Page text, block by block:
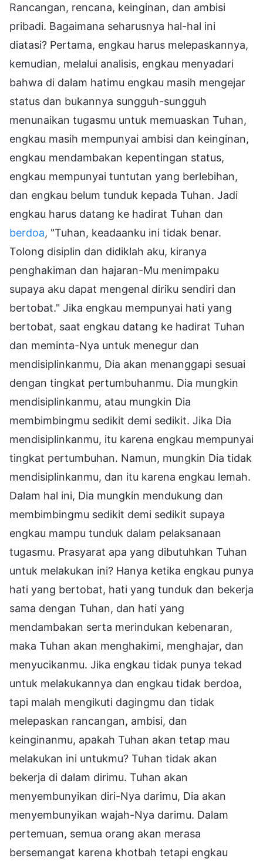
Rancangan, rencana, keinginan, dan ambisi
pribadi. Bagaimana seharusnya hal-hal ini
diatasi? Pertama, engkau harus melepaskannya,
kemudian, melalui analisis, engkau menyadari
bahwa di dalam hatimu engkau masih mengejar
status dan bukannya sungguh-sungguh
menunaikan tugasmu untuk memuaskan Tuhan,
engkau masih mempunyai ambisi dan keinginan,
engkau mendambakan kepentingan status,
engkau mempunyai tuntutan yang berlebihan,
dan engkau belum tunduk kepada Tuhan. Jadi
engkau harus datang ke hadirat Tuhan dan
berdoa, "Tuhan, keadaanku ini tidak benar.
Tolong disiplin dan didiklah aku, kiranya
penghakiman dan hajaran-Mu menimpaku
supaya aku dapat mengenal diriku sendiri dan
bertobat." Jika engkau mempunyai hati yang
bertobat, saat engkau datang ke hadirat Tuhan
dan meminta-Nya untuk menegur dan
mendisiplinkanmu, Dia akan menanggapi sesuai
dengan tingkat pertumbuhanmu. Dia mungkin
mendisiplinkanmu, atau mungkin Dia
membimbingmu sedikit demi sedikit. Jika Dia
mendisiplinkanmu, itu karena engkau mempunyai
tingkat pertumbuhan. Namun, mungkin Dia tidak
mendisiplinkanmu, dan itu karena engkau lemah.
Dalam hal ini, Dia mungkin mendukung dan
membimbingmu sedikit demi sedikit supaya
engkau mampu tunduk dalam pelaksanaan
tugasmu. Prasyarat apa yang dibutuhkan Tuhan
untuk melakukan ini? Hanya ketika engkau punya
hati yang bertobat, hati yang tunduk dan bekerja
sama dengan Tuhan, dan hati yang
mendambakan serta merindukan kebenaran,
maka Tuhan akan menghakimi, menghajar, dan
menyucikanmu. Jika engkau tidak punya tekad
untuk melakukannya dan engkau tidak berdoa,
tapi malah mengikuti dagingmu dan tidak
melepaskan rancangan, ambisi, dan
keinginanmu, apakah Tuhan akan tetap mau
melakukan ini untukmu? Tuhan tidak akan
bekerja di dalam dirimu. Tuhan akan
menyembunyikan diri-Nya darimu, Dia akan
menyembunyikan wajah-Nya darimu. Dalam
pertemuan, semua orang akan merasa
bersemangat karena khotbah tetapi engkau